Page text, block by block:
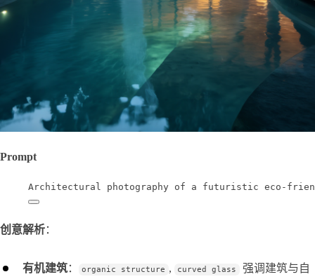
Prompt
Architectural photography of a futuristic eco-
创意解析：
有机建筑： organic structure , curved glass
强调建筑与自